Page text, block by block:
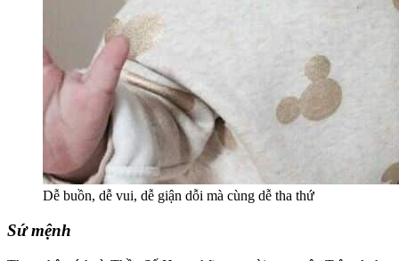
Dễ buồn, dễ vui, dễ giận dỗi mà cùng dễ tha thứ
Sứ mệnh